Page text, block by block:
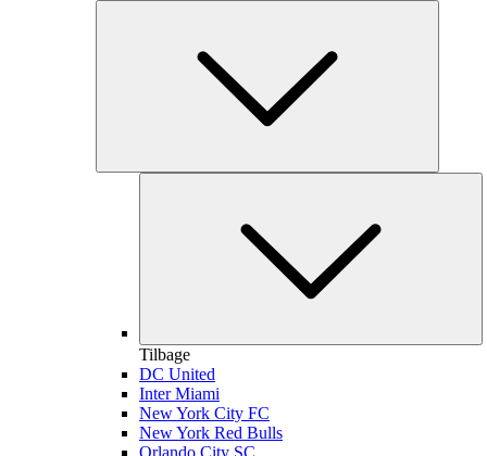
Tilbage
DC United
Inter Miami
New York City FC
New York Red Bulls
Orlando City SC